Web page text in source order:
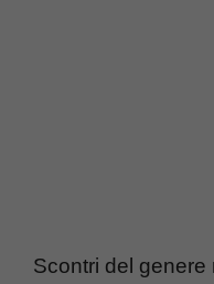
Scontri del